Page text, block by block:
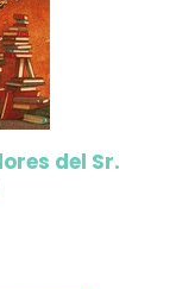
del Sr.